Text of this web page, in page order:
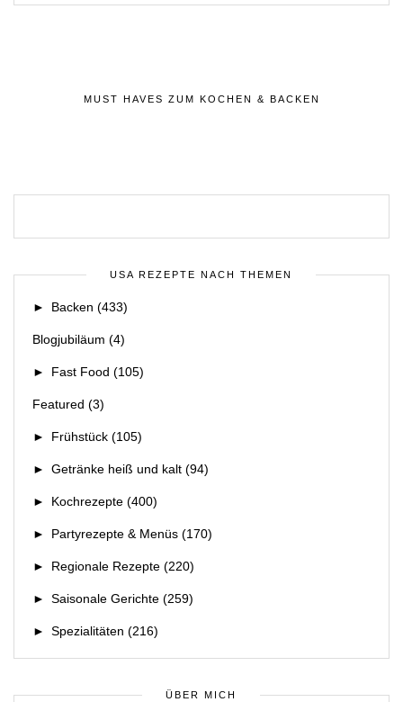
MUST HAVES ZUM KOCHEN & BACKEN
USA REZEPTE NACH THEMEN
► Backen (433)
Blogjubiläum (4)
► Fast Food (105)
Featured (3)
► Frühstück (105)
► Getränke heiß und kalt (94)
► Kochrezepte (400)
► Partyrezepte & Menüs (170)
► Regionale Rezepte (220)
► Saisonale Gerichte (259)
► Spezialitäten (216)
ÜBER MICH